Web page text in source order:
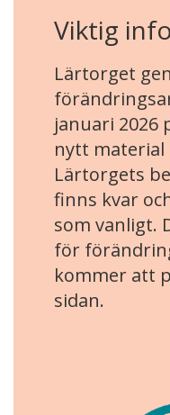
Viktig
Lärtorget
januari 2026
nytt material
Lärtorgets
finns kvar
som vanligt.
för
kommer att
sidan.